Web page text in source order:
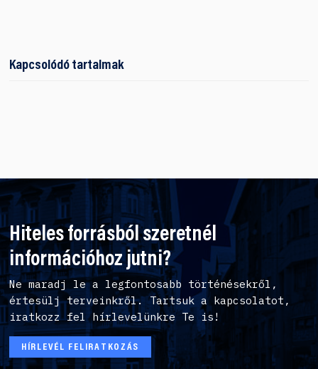
Kapcsolódó tartalmak
Hiteles forrásból szeretnél
információhoz jutni?
Ne maradj le a legfontosabb történésekről,
értesülj terveinkről. Tartsuk a kapcsolatot,
iratkozz fel hírlevelünkre Te is!
HÍRLEVÉL FELIRATKOZÁS